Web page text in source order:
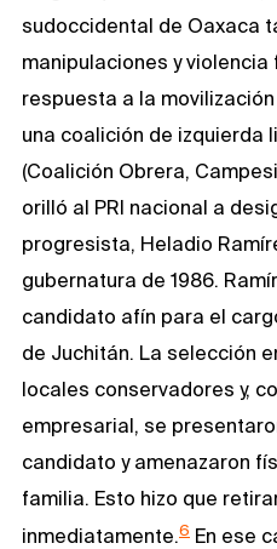
sudoccidental de Oaxaca
manipulaciones y
respuesta a la
una coalición de izquierda
(Coalición Obrera,
orilló al PRI nacional a
progresista, Heladio
gubernatura de 1986.
candidato afín para el
de Juchitán. La selección
locales conservadores y,
empresarial, se
candidato y amenazaron
familia. Esto hizo que
inmediatamente.6 En ese